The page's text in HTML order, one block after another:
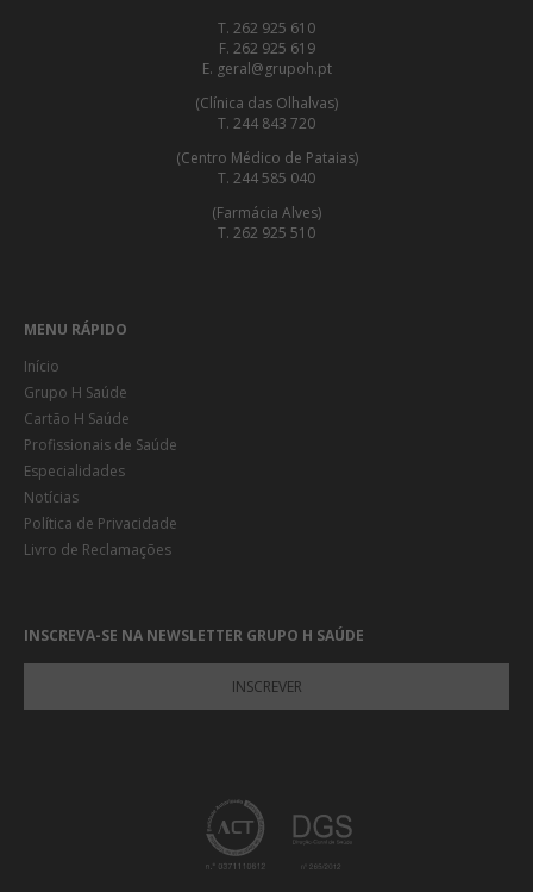
T. 262 925 610
F. 262 925 619
E. geral@grupoh.pt
(Clínica das Olhalvas)
T. 244 843 720
(Centro Médico de Pataias)
T. 244 585 040
(Farmácia Alves)
T. 262 925 510
MENU RÁPIDO
Início
Grupo H Saúde
Cartão H Saúde
Profissionais de Saúde
Especialidades
Notícias
Política de Privacidade
Livro de Reclamações
INSCREVA-SE NA NEWSLETTER GRUPO H SAÚDE
INSCREVER